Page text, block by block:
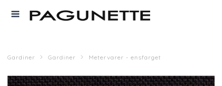
Gardiner Gardiner Metervarer - ensfarget